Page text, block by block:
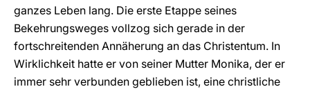
ganzes Leben lang. Die erste Etappe seines
Bekehrungsweges vollzog sich gerade in der
fortschreitenden Annäherung an das Christentum. In
Wirklichkeit hatte er von seiner Mutter Monika, der er
immer sehr verbunden geblieben ist, eine christliche